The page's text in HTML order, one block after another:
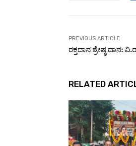
PREVIOUS ARTICLE
ರಕ್ತದಾನ ಶ್ರೇಷ್ಠ ದಾನ:
RELATED